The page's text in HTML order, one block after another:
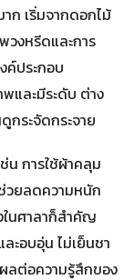
ก เริ่มจากดอกไม้
วงหรีดและการ
ค์ประกอบ
และมีระดับ ต่าง
กระจัดกระจาย
น การใช้ผ้าคลุม
วยลดความหนัก
ในศาลาก็สำคัญ
ะอบอุ่น ไม่เย็นชา
ลต่อความรู้สึกของ